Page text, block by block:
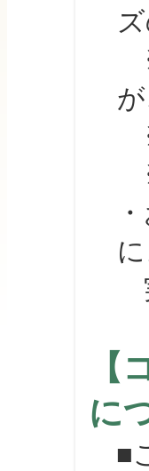
※
※
※
・
実
【
に
■